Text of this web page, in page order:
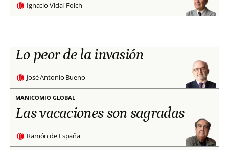
Ignacio Vidal-Folch
Lo peor de la invasión
José Antonio Bueno
MANICOMIO GLOBAL
Las vacaciones son sagradas
Ramón de España